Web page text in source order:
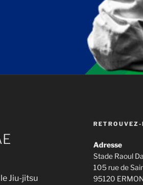
Jiu-jitsu
RETROUVEZ-
Adresse
Stade Raoul
105 rue de
95120